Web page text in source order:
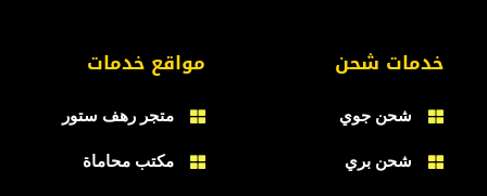
خدمات شحن
شحن جوي
شحن بري
مواقع خدمات
متجر رهف ستور
مكتب محاماة